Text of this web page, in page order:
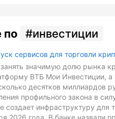
по инвестиции
сервисов для торговли
значимую долю рынка
ВТБ Мои Инвестиции,
десятков миллиардов
профильного закона в
создает инфраструктуру для
2026 года. В банке назвали